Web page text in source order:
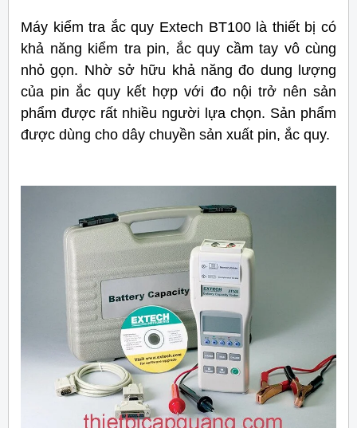
Máy kiểm tra ắc quy Extech BT100 là thiết bị có
khả năng kiểm tra pin, ắc quy cầm tay vô cùng
nhỏ gọn. Nhờ sở hữu khả năng đo dung lượng
của pin ắc quy kết hợp với đo nội trở nên sản
phẩm được rất nhiều người lựa chọn. Sản phẩm
được dùng cho dây chuyền sản xuất pin, ắc quy.